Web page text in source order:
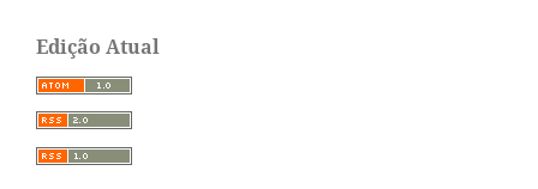
Edição Atual